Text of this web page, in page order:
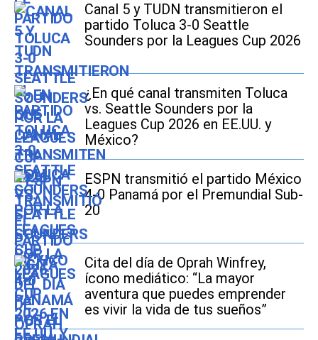
Canal 5 y TUDN transmitieron el
partido Toluca 3-0 Seattle
Sounders por la Leagues Cup 2026
¿En qué canal transmiten Toluca
vs. Seattle Sounders por la
Leagues Cup 2026 en EE.UU. y
México?
ESPN transmitió el partido México
4-0 Panamá por el Premundial Sub-
20
Cita del día de Oprah Winfrey,
ícono mediático: “La mayor
aventura que puedes emprender
es vivir la vida de tus sueños”